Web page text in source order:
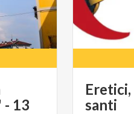
13
Eretici,
santi